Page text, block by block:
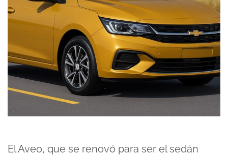
El Aveo, que se renovó para ser el sedán